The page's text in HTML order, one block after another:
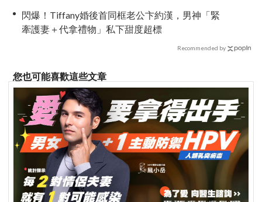
閃爆！Tiffany婚後首同框老公卞約漢，男神「緊
牽護妻＋代拿禮物」私下甜度超標
Recommended by
您也可能喜歡這些文章